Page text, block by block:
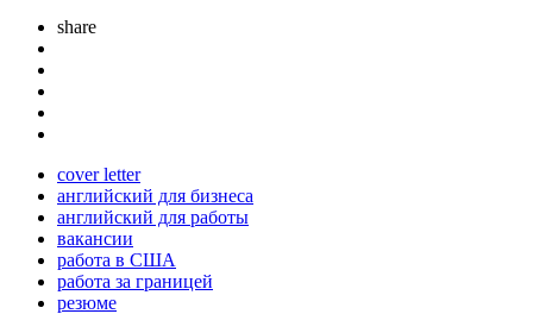
share
cover letter
английский для бизнеса
английский для работы
вакансии
работа в США
работа за границей
резюме